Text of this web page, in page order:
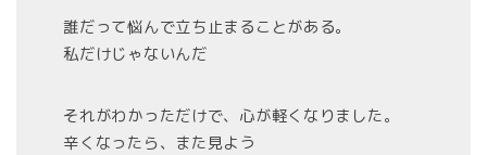
誰だって悩んで立ち止まることがある。
私だけじゃないんだ
それがわかっただけで、心が軽くなりました。
辛くなったら、また見よう